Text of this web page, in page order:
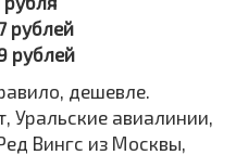
рублей
рублей
дешевле.
авиалинии,
Вингс из Москвы,